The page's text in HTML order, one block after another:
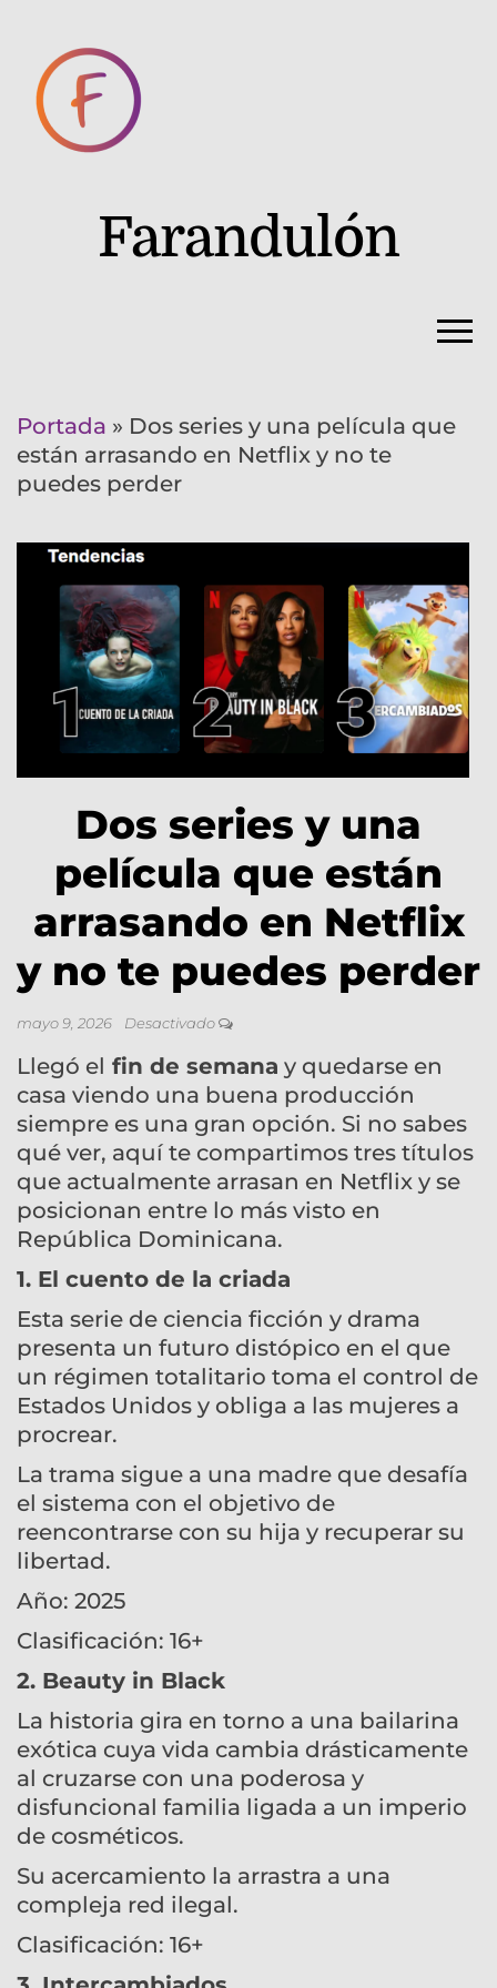
Farandulón
Portada » Dos series y una película que
están arrasando en Netflix y no te
puedes perder
Dos series y una
película que están
arrasando en Netflix
y no te puedes perder
mayo 9, 2026 Desactivado
Llegó el fin de semana y quedarse en
casa viendo una buena producción
siempre es una gran opción. Si no sabes
qué ver, aquí te compartimos tres títulos
que actualmente arrasan en Netflix y se
posicionan entre lo más visto en
República Dominicana.
1. El cuento de la criada
Esta serie de ciencia ficción y drama
presenta un futuro distópico en el que
un régimen totalitario toma el control de
Estados Unidos y obliga a las mujeres a
procrear.
La trama sigue a una madre que desafía
el sistema con el objetivo de
reencontrarse con su hija y recuperar su
libertad.
Año: 2025
Clasificación: 16+
2. Beauty in Black
La historia gira en torno a una bailarina
exótica cuya vida cambia drásticamente
al cruzarse con una poderosa y
disfuncional familia ligada a un imperio
de cosméticos.
Su acercamiento la arrastra a una
compleja red ilegal.
Clasificación: 16+